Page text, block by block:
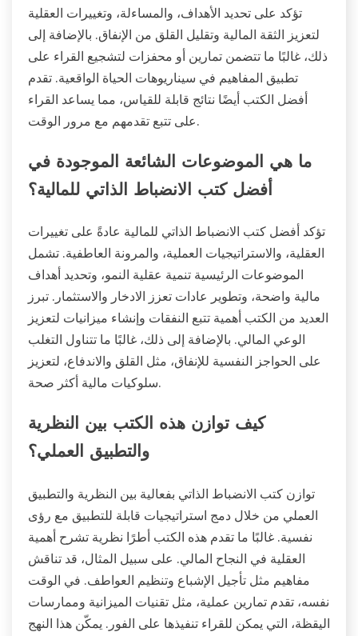
تؤكد على تحديد الأهداف، والمساءلة، وتغييرات العقلية
لتعزيز الثقة المالية وتقليل القلق من الإنفاق. بالإضافة إلى
ذلك، غالبًا ما تتضمن تمارين أو محفزات لتشجيع القراء على
تطبيق المفاهيم في سيناريوهات الحياة الواقعية. تقدم
أفضل الكتب أيضًا نتائج قابلة للقياس، مما يساعد القراء
على تتبع تقدمهم مع مرور الوقت.
ما هي الموضوعات الشائعة الموجودة في
أفضل كتب الانضباط الذاتي للمالية؟
تؤكد أفضل كتب الانضباط الذاتي للمالية عادةً على تغييرات
العقلية، والاستراتيجيات العملية، والمرونة العاطفية. تشمل
الموضوعات الرئيسية تنمية عقلية النمو، وتحديد أهداف
مالية واضحة، وتطوير عادات تعزز الادخار والاستثمار. تبرز
العديد من الكتب أهمية تتبع النفقات وإنشاء ميزانيات لتعزيز
الوعي المالي. بالإضافة إلى ذلك، غالبًا ما تتناول التغلب
على الحواجز النفسية للإنفاق، مثل القلق والاندفاع، لتعزيز
سلوكيات مالية أكثر صحة.
كيف توازن هذه الكتب بين النظرية
والتطبيق العملي؟
توازن كتب الانضباط الذاتي بفعالية بين النظرية والتطبيق
العملي من خلال دمج استراتيجيات قابلة للتطبيق مع رؤى
نفسية. غالبًا ما تقدم هذه الكتب أطرًا نظرية تشرح أهمية
العقلية في النجاح المالي. على سبيل المثال، قد تناقش
مفاهيم مثل تأجيل الإشباع وتنظيم العواطف. في الوقت
نفسه، تقدم تمارين عملية، مثل تقنيات الميزانية وممارسات
اليقظة، التي يمكن للقراء تنفيذها على الفور. يمكّن هذا النهج